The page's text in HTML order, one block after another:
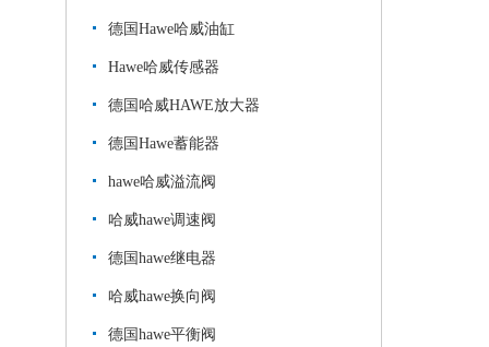
德国Hawe哈威油缸
Hawe哈威传感器
德国哈威HAWE放大器
德国Hawe蓄能器
hawe哈威溢流阀
哈威hawe调速阀
德国hawe继电器
哈威hawe换向阀
德国hawe平衡阀